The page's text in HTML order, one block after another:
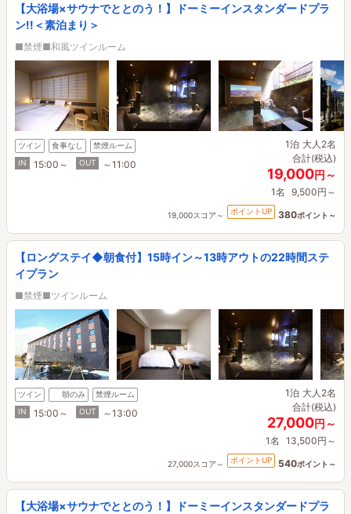
【大浴場×サウナでととのう！】ドーミーインスタンダードプラ
ン!!＜素泊まり＞
■禁煙■和風ツインルーム
ツイン 食事なし
禁煙ルーム
IN
15:00～ OUT ～11:00
1泊 大人2名
合計(税込)
19,000円～
1名 9,500円～
19,000スコア～ ポイントUP 380ポイント～
【ロングステイ◆朝食付】15時イン～13時アウトの22時間ステ
イプラン
■禁煙■ツインルーム
ツイン 朝のみ
禁煙ルーム
IN
15:00～ OUT ～13:00
1泊 大人2名
合計(税込)
27,000円～
1名 13,500円～
27,000スコア～ ポイントUP 540ポイント～
【大浴場×サウナでととのう！】ドーミーインスタンダードプラ